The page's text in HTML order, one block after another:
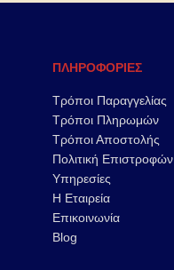
ΠΛΗΡΟΦΟΡΙΕΣ
Τρόποι Παραγγελίας
Τρόποι Πληρωμών
Τρόποι Αποστολής
Πολιτική Επιστροφών
Υπηρεσίες
Η Εταιρεία
Επικοινωνία
Blog